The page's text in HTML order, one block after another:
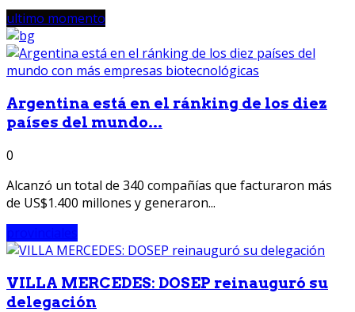
ultimo momento
Argentina está en el ránking de los diez
países del mundo...
0
Alcanzó un total de 340 compañías que facturaron más
de US$1.400 millones y generaron...
VILLA MERCEDES: DOSEP reinauguró su
delegación